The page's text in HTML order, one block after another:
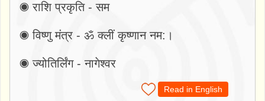
◉ राशि प्रकृति - सम
◉ विष्णु मंत्र - ॐ क्लीं कृष्णान नम:।
◉ ज्योतिर्लिंग - नागेश्वर
Read in English